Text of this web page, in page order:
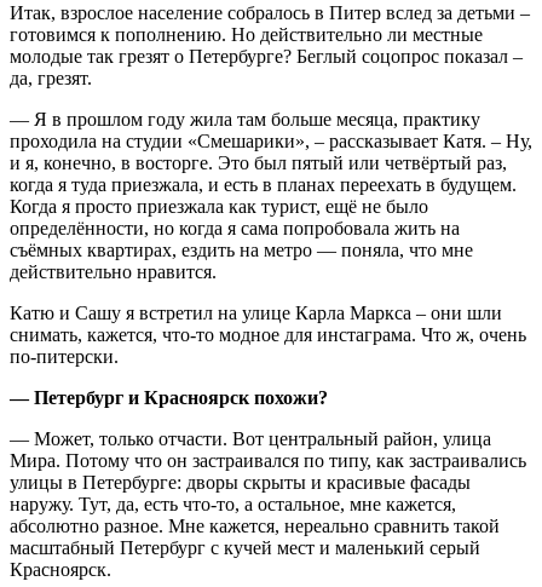
Итак, взрослое население собралось в Питер вслед за детьми –
готовимся к пополнению. Но действительно ли местные
молодые так грезят о Петербурге? Беглый соцопрос показал –
да, грезят.
— Я в прошлом году жила там больше месяца, практику
проходила на студии «Смешарики», – рассказывает Катя. – Ну,
и я, конечно, в восторге. Это был пятый или четвёртый раз,
когда я туда приезжала, и есть в планах переехать в будущем.
Когда я просто приезжала как турист, ещё не было
определённости, но когда я сама попробовала жить на
съёмных квартирах, ездить на метро — поняла, что мне
действительно нравится.
Катю и Сашу я встретил на улице Карла Маркса – они шли
снимать, кажется, что-то модное для инстаграма. Что ж, очень
по-питерски.
— Петербург и Красноярск похожи?
— Может, только отчасти. Вот центральный район, улица
Мира. Потому что он застраивался по типу, как застраивались
улицы в Петербурге: дворы скрыты и красивые фасады
наружу. Тут, да, есть что-то, а остальное, мне кажется,
абсолютно разное. Мне кажется, нереально сравнить такой
масштабный Петербург с кучей мест и маленький серый
Красноярск.